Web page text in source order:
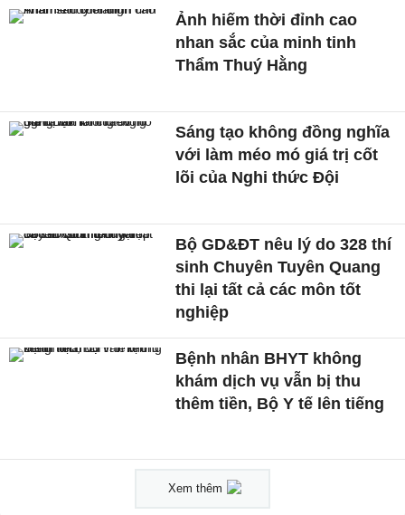
Ảnh hiếm thời đỉnh cao
nhan sắc của minh tinh
Thẩm Thuý Hằng
Sáng tạo không đồng nghĩa
với làm méo mó giá trị cốt
lõi của Nghi thức Đội
Bộ GD&ĐT nêu lý do 328 thí
sinh Chuyên Tuyên Quang
thi lại tất cả các môn tốt
nghiệp
Bệnh nhân BHYT không
khám dịch vụ vẫn bị thu
thêm tiền, Bộ Y tế lên tiếng
Xem thêm